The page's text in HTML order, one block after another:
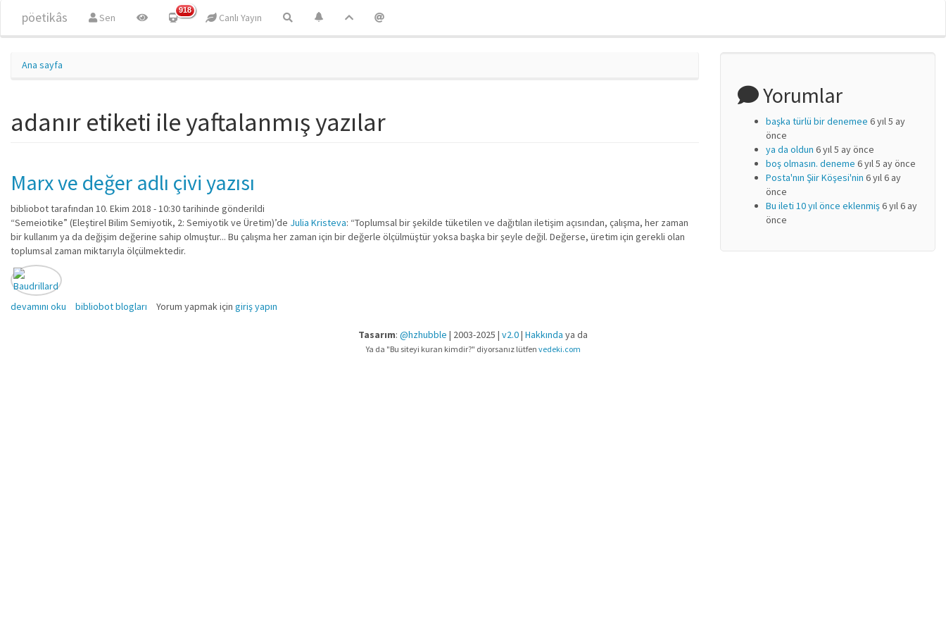
pöetikâs Sen
918
Canlı Yayın
Ana sayfa
adanır etiketi ile yaftalanmış yazılar
Marx ve değer adlı çivi yazısı
bibliobottarafından 10. Ekim 2018 - 10:30 tarihinde gönderildi
“Semeiotike” (Eleştirel Bilim Semiyotik, 2: Semiyotik ve Üretim)’de Julia Kristeva: “Toplumsal bir şekilde tüketilen ve dağıtılan iletişim açısından, çalışma, her zaman
bir kullanım ya da değişim değerine sahip olmuştur... Bu çalışma her zaman için bir değerle ölçülmüştür yoksa başka bir şeyle değil. Değerse, üretim için gerekli olan
toplumsal zaman miktarıyla ölçülmektedir.
Marx ve değer adlı çivi yazısı hakkında
devamını oku bibliobot blogları Yorum yapmak için giriş yapın
Yorumlar
başka türlü bir denemee 6 yıl 5 ay
önce
ya da oldun 6 yıl 5 ay önce
boş olmasın. deneme 6 yıl 5 ay önce
Posta'nın Şiir Köşesi'nin 6 yıl 6 ay
önce
Bu ileti 10 yıl önce eklenmiş6 yıl 6 ay
önce
Tasarım: @hzhubble | 2003-2025 | v2.0| Hakkında ya da
Ya da "Bu siteyi kuran kimdir?" diyorsanız lütfen vedeki.com